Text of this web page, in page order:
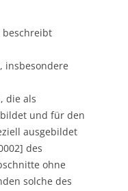
beschreibt
insbesondere
die als
und für den
ausgebildet
des
ohne
solche des